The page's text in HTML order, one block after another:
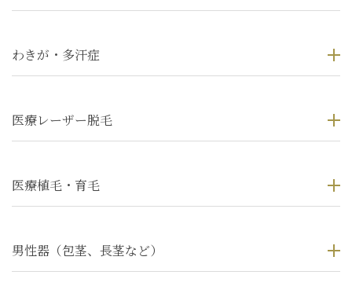
わきが・多汗症
医療レーザー脱毛
医療植毛・育毛
男性器（包茎、長茎など）